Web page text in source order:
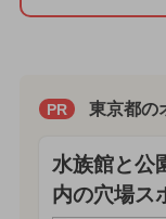
PR 東京都の
水族館と公
内の穴場ス